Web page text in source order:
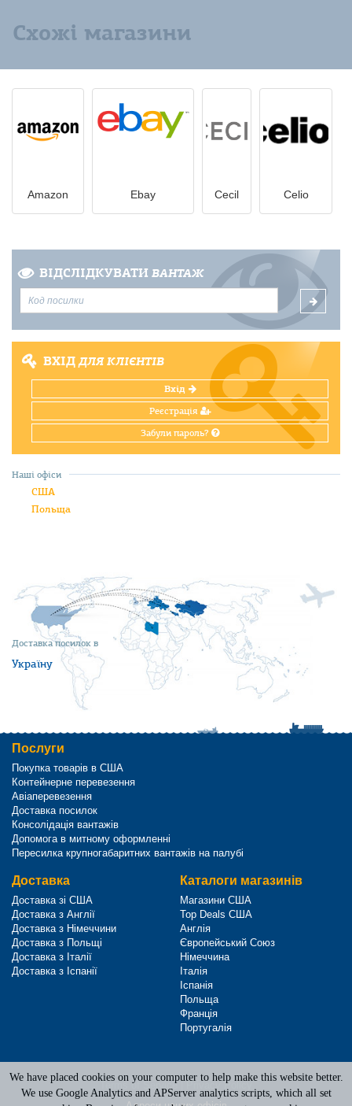
Схожі магазини
Amazon Ebay Cecil Celio
ВІДСЛІДКУВАТИ ВАНТАЖ
ВХІДДЛЯ КЛІЄНТІВ
Вхід
Реєстрація
Забули пароль?
Доставка посилок в
Україну
Наші офіси
США
Польща
Послуги
Покупка товарів в США
Контейнерне перевезення
Авіаперевезення
Доставка посилок
Консолідація вантажів
Допомога в митному оформленні
Пересилка крупногабаритних вантажів на палубі
Доставка
Доставка зі США
Доставка з Англії
Доставка з Німеччини
Доставка з Польщі
Доставка з Італії
Доставка з Іспанії
Каталоги магазинів
Магазини США
Top Deals США
Англія
Європейський Союз
Німеччина
Італія
Іспанія
Польща
Франція
Португалія
Terms of Service
Privacy Policy
We have placed cookies on your computer to help make this website better.
We use Google Analytics and APServer analytics scripts, which all set